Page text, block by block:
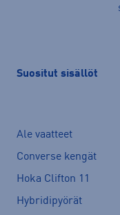
Suositut sisällöt
Ale vaatteet
Converse kengät
Hoka Clifton 11
Hybridipyörät